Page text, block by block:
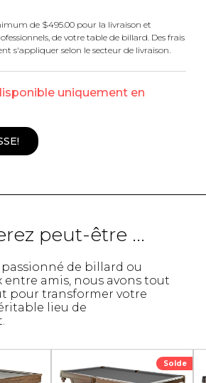
de $495.00 pour la livraison et
de votre table de billard. Des frais
s'appliquer selon le secteur de livraison.
uniquement en
peut-être ...
passionné de billard ou
entre amis, nous avons tout
pour transformer votre
lieu de
Solde